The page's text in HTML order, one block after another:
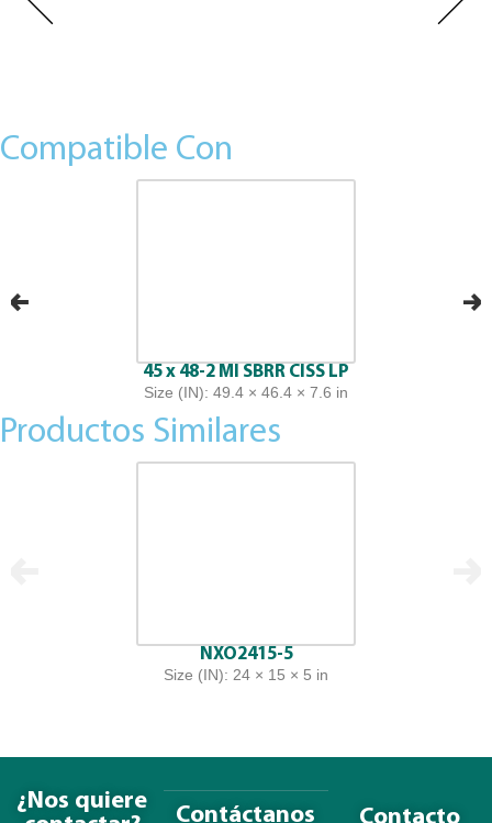
Compatible Con
45 x 48-2 MI SBRR CISS LP
Size (IN): 49.4 × 46.4 × 7.6 in
Productos Similares
NXO2415-5
Size (IN): 24 × 15 × 5 in
¿Nos quiere
Contáctanos Contacto